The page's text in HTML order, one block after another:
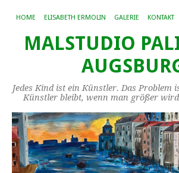
HOME ELISABETH ERMOLIN GALERIE KONTAKT
MALSTUDIO
Jedes Kind ist ein Künstler. Das Problem
Künstler bleibt, wenn man größer wird